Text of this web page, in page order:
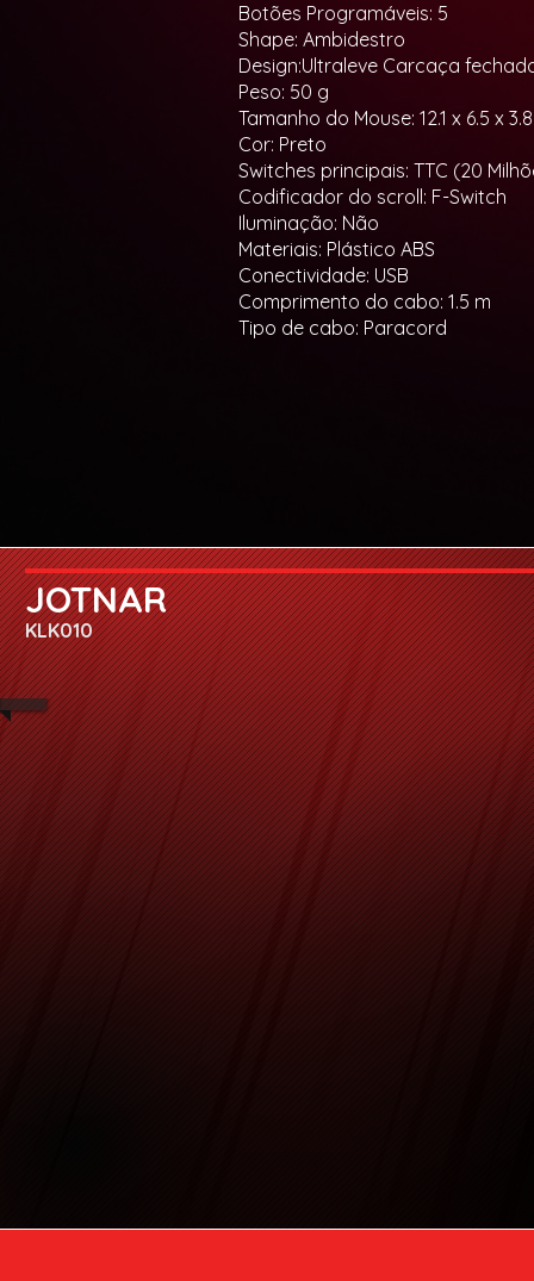
Botões Programáveis: 5
Shape: Ambidestro
Design:Ultraleve Carcaça
Peso: 50 g
Tamanho do Mouse: 12.1 x 6.5 x
Cor: Preto
Switches principais: TTC (20
Codificador do scroll: F-Switch
Iluminação: Não
Materiais: Plástico ABS
Conectividade: USB
Comprimento do cabo: 1.5 m
Tipo de cabo: Paracord
JOTNAR
KLK010